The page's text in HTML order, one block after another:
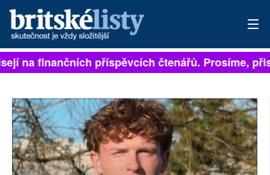
PŘIHLÁSIT
ARCHIV
ROZHOVORY
na finančních příspěvcích čtenářů. Prosíme,